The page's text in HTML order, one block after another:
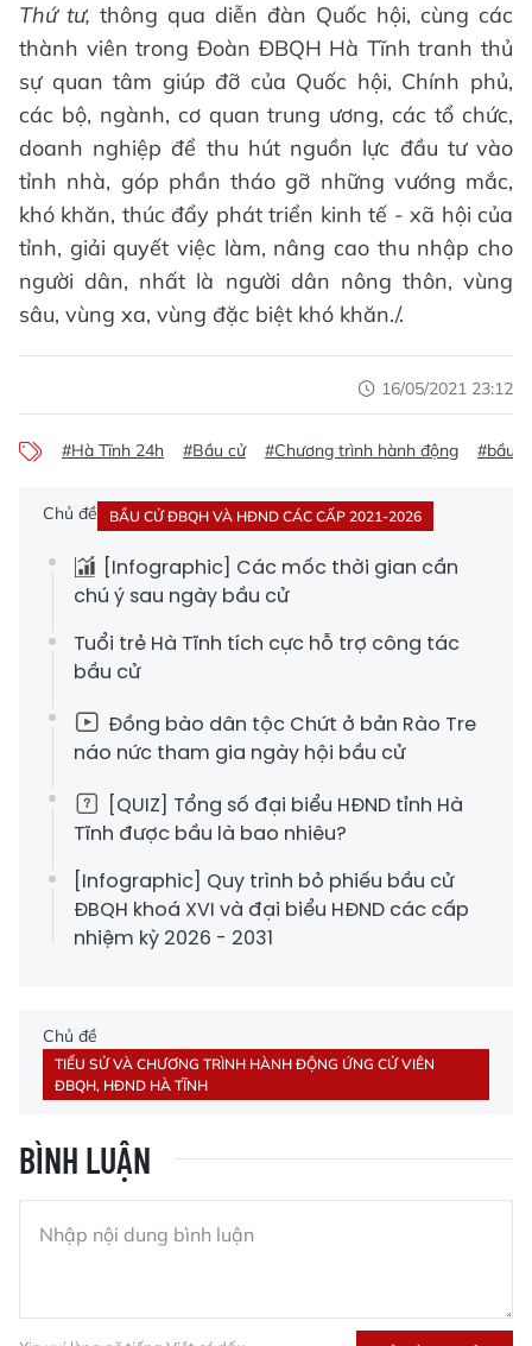
Thứ tư, thông qua diễn đàn Quốc hội, cùng các
thành viên trong Đoàn ĐBQH Hà Tĩnh tranh thủ
sự quan tâm giúp đỡ của Quốc hội, Chính phủ,
các bộ, ngành, cơ quan trung ương, các tổ chức,
doanh nghiệp để thu hút nguồn lực đầu tư vào
tỉnh nhà, góp phần tháo gỡ những vướng mắc,
khó khăn, thúc đẩy phát triển kinh tế - xã hội của
tỉnh, giải quyết việc làm, nâng cao thu nhập cho
người dân, nhất là người dân nông thôn, vùng
sâu, vùng xa, vùng đặc biệt khó khăn./.
16/05/2021 23:12
#Hà Tĩnh 24h #Bầu cử #Chương trình hành động #bầu
Chủ đề BẦU CỬ ĐBQH VÀ HĐND CÁC CẤP 2021-2026
[Infographic] Các mốc thời gian cần
chú ý sau ngày bầu cử
Tuổi trẻ Hà Tĩnh tích cực hỗ trợ công tác
bầu cử
Đồng bào dân tộc Chứt ở bản Rào Tre
náo nức tham gia ngày hội bầu cử
[QUIZ] Tổng số đại biểu HĐND tỉnh Hà
Tĩnh được bầu là bao nhiêu?
[Infographic] Quy trình bỏ phiếu bầu cử
ĐBQH khoá XVI và đại biểu HĐND các cấp
nhiệm kỳ 2026 - 2031
Chủ đề
TIỂU SỬ VÀ CHƯƠNG TRÌNH HÀNH ĐỘNG ỨNG CỬ VIÊN
ĐBQH, HĐND HÀ TĨNH
BÌNH LUẬN